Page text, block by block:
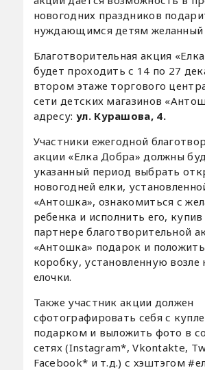
новогодних праздников
нуждающимся детям желанный
Благотворительная акция
будет проходить с 14 по 27
втором этаже торгового
сети детских магазинов
адресу: ул. Курашова, 4.
Участники ежегодной
акции «Елка Добра» должны
указанный период выбрать
новогодней елки,
«Антошка», ознакомиться с
ребенка и исполнить его,
партнере благотворительной
«Антошка» подарок и положить
коробку, установленную возле
елочки.
Также участник акции должен
сфотографировать себя с
подарком и выложить фото в
сетях (Instagram*, Vkontakte,
Facebook* и т.д.) с хэштэгом